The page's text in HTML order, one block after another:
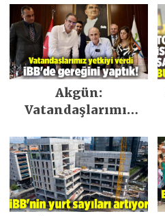
Akgün:
Vatandaşlarımız
gereğini yaptık!